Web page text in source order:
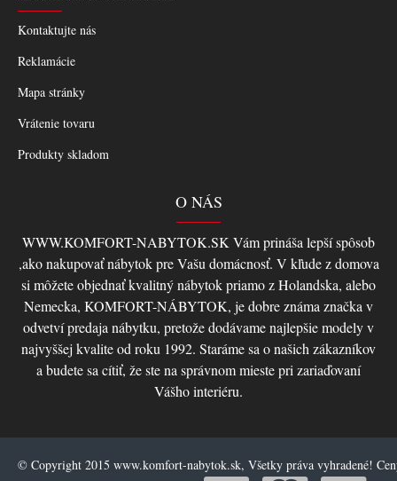
Kontaktujte nás
Reklamácie
Mapa stránky
Vrátenie tovaru
Produkty skladom
O NÁS
WWW.KOMFORT-NABYTOK.SK Vám prináša lepší spôsob
,ako nakupovať nábytok pre Vašu domácnosť. V kľude z domova
si môžete objednať kvalitný nábytok priamo z Holandska, alebo
Nemecka, KOMFORT-NÁBYTOK, je dobre známa značka v
odvetví predaja nábytku, pretože dodávame najlepšie modely v
najvyššej kvalite od roku 1992. Staráme sa o našich zákazníkov
a budete sa cítiť, že ste na správnom mieste pri zariaďovaní
Vášho interiéru.
© Copyright 2015 www.komfort-nabytok.sk, Všetky práva vyhradené!